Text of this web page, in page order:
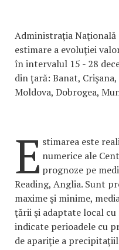
Administraţia Naţională
estimare a evoluţiei
în intervalul 15 - 28
din ţară: Banat,
Moldova, Dobrogea,
E stimarea este
numerice ale
prognoze pe
Reading, Anglia. Sunt
maxime şi minime,
ţării şi adaptate local
indicate perioadele cu
de apariţie a